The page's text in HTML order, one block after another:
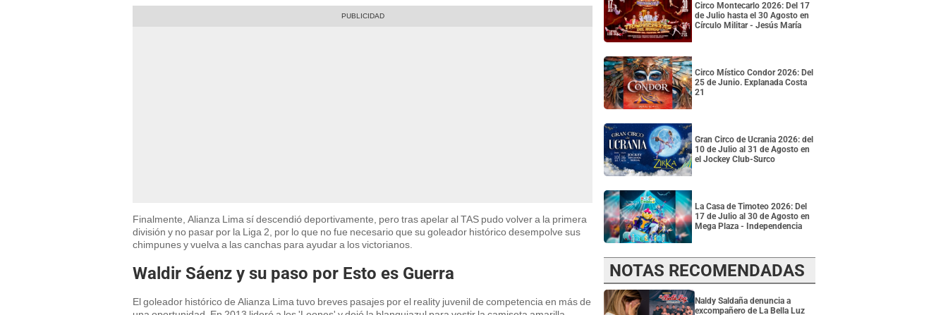
Finalmente, Alianza Lima sí descendió deportivamente, pero tras apelar al TAS pudo volver a la primera
división y no pasar por la Liga 2, por lo que no fue necesario que su goleador histórico desempolve sus
chimpunes y vuelva a las canchas para ayudar a los victorianos.
Waldir Sáenz y su paso por Esto es Guerra
El goleador histórico de Alianza Lima tuvo breves pasajes por el reality juvenil de competencia en más de
Circo Montecarlo 2026: Del 17
de Julio hasta el 30 Agosto en
Círculo Militar - Jesús María
Circo Místico Condor 2026: Del
25 de Junio. Explanada Costa
21
Gran Circo de Ucrania 2026: del
10 de Julio al 31 de Agosto en
el Jockey Club-Surco
La Casa de Timoteo 2026: Del
17 de Julio al 30 de Agosto en
Mega Plaza - Independencia
NOTAS RECOMENDADAS
Naldy Saldaña denuncia a
excompañero de La Bella Luz